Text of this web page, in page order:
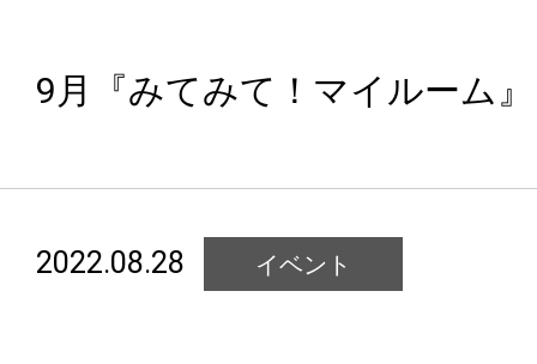
9月『みてみて！マイルーム
2022.08.28 イベント